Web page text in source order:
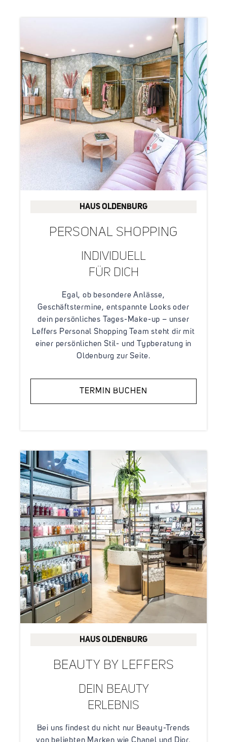
HAUS OLDENBURG
PERSONAL SHOPPING
INDIVIDUELL
FÜR DICH
Egal, ob besondere Anlässe,
Geschäftstermine, entspannte Looks oder
dein persönliches Tages-Make-up – unser
Leffers Personal Shopping Team steht dir mit
einer persönlichen Stil- und Typberatung in
Oldenburg zur Seite.
TERMIN BUCHEN
HAUS OLDENBURG
BEAUTY BY LEFFERS
DEIN BEAUTY
ERLEBNIS
Bei uns findest du nicht nur Beauty-Trends